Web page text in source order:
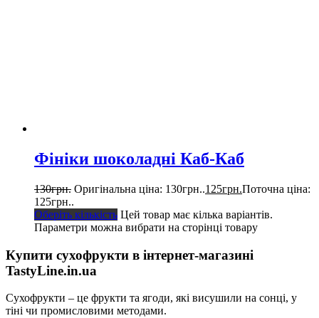
Фініки шоколадні Каб-Каб
130грн. Оригінальна ціна: 130грн..125грн.Поточна ціна:
125грн..
Оберіть кількість Цей товар має кілька варіантів.
Параметри можна вибрати на сторінці товару
Купити сухофрукти в інтернет-магазині
TastyLine.in.ua
Сухофрукти – це фрукти та ягоди, які висушили на сонці, у
тіні чи промисловими методами.